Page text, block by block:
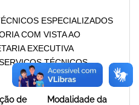
ESPECIALIZADOS
COM VISTA AO
EXECUTIVA
TÉCNICOS
de
Modalidade da